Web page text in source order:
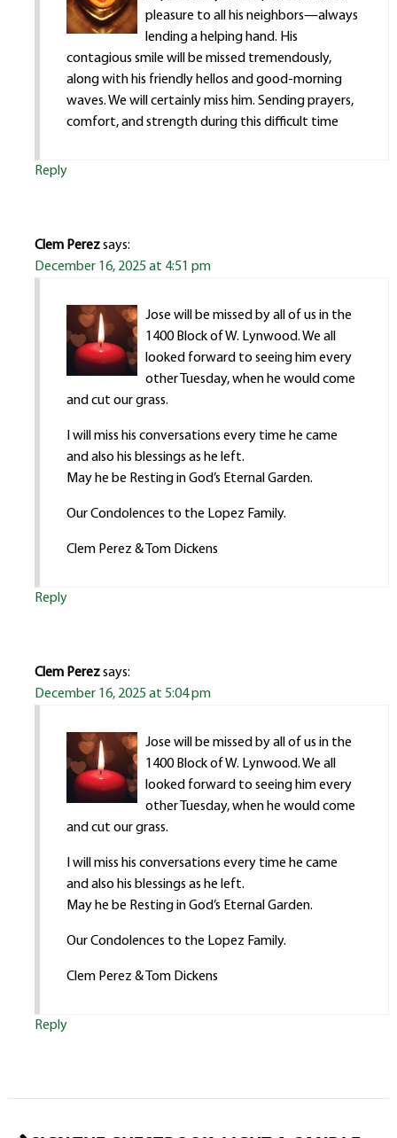
pleasure to all his neighbors—always
lending a helping hand. His
contagious smile will be missed tremendously,
along with his friendly hellos and good-morning
waves. We will certainly miss him. Sending prayers,
comfort, and strength during this difficult time
Reply
Clem Perezsays:
December 16, 2025 at 4:51 pm
Jose will be missed by all of us in the
1400 Block of W. Lynwood. We all
looked forward to seeing him every
other Tuesday, when he would come
and cut our grass.
I will miss his conversations every time he came
and also his blessings as he left.
May he be Resting in God’s Eternal Garden.
Our Condolences to the Lopez Family.
Clem Perez & Tom Dickens
Reply
Clem Perezsays:
December 16, 2025 at 5:04 pm
Jose will be missed by all of us in the
1400 Block of W. Lynwood. We all
looked forward to seeing him every
other Tuesday, when he would come
and cut our grass.
I will miss his conversations every time he came
and also his blessings as he left.
May he be Resting in God’s Eternal Garden.
Our Condolences to the Lopez Family.
Clem Perez & Tom Dickens
Reply